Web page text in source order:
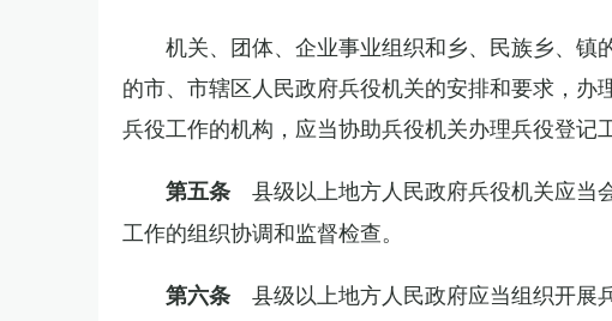
机关、团体、企业事业组织和乡、民族乡、
的市、市辖区人民政府兵役机关的安排和要求，
兵役工作的机构，应当协助兵役机关办理兵役登记
第五条 县级以上地方人民政府兵役机关应当
工作的组织协调和监督检查。
第六条 县级以上地方人民政府应当组织开展